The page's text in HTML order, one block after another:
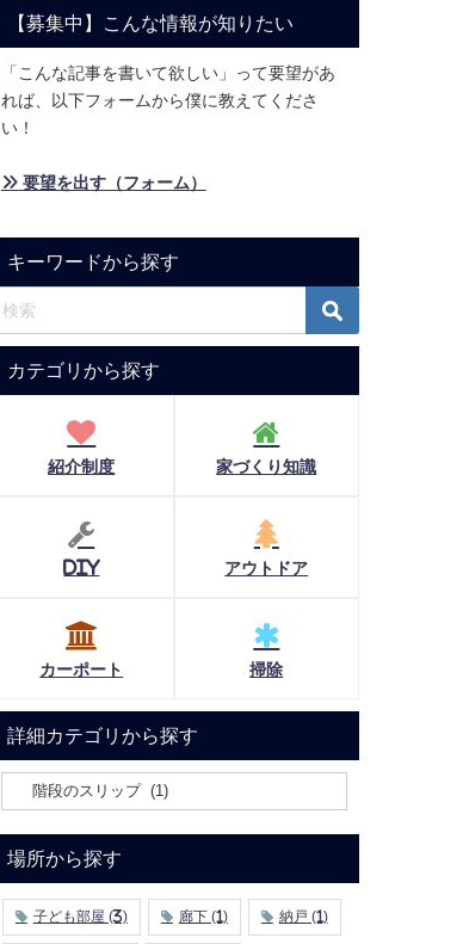
【募集中】こんな情報が知りたい
「こんな記事を書いて欲しい」って要望があ
れば、以下フォームから僕に教えてくださ
い！
» 要望を出す（フォーム）
キーワードから探す
カテゴリから探す
紹介制度 家づくり知識
DIY アウトドア
カーポート 掃除
詳細カテゴリから探す
場所から探す
子ども部屋 (3) 廊下(1) 納戸 (1)